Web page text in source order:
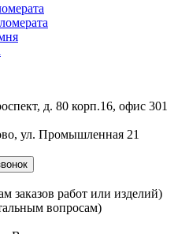
д. 80 корп.16, офис 301
ул. Промышленная 21
заказов работ или изделий)
вопросам)